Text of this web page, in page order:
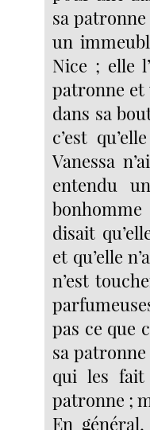
sa
un
Nice ; elle
patronne et
dans sa
c’est
Vanessa
entendu
disait
et qu’elle
n’est
pas ce que
sa patronne
qui les
patronne ;
En